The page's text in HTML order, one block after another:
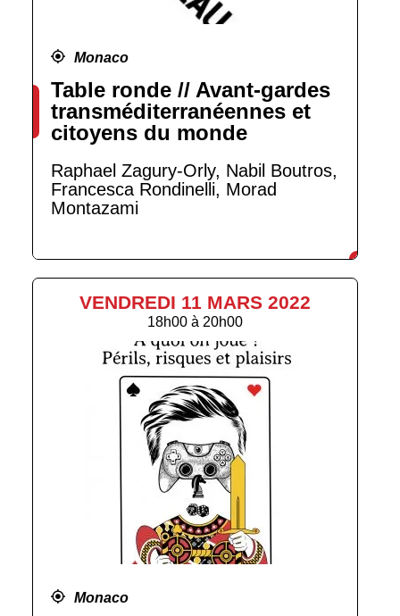
Monaco
Table ronde // Avant-gardes
transméditerranéennes et
citoyens du monde
Raphael Zagury-Orly, Nabil Boutros,
Francesca Rondinelli, Morad
Montazami
VENDREDI 11 MARS 2022
18h00 à 20h00
Monaco